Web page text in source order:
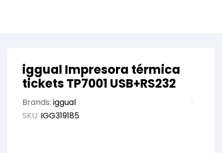
iggual Impresora térmica
tickets TP7001 USB+RS232
Brands: iggual
SKU: IGG319185